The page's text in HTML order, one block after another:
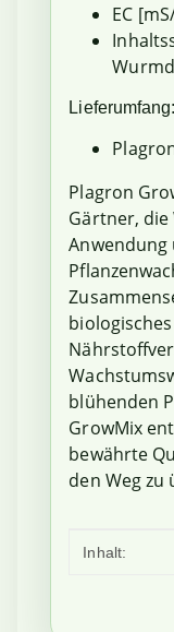
EC
Lieferumfang:
Plagron
Gärtner,
blühenden
GrowMix
bewährte
den Weg zu
Wert
Inhalt: